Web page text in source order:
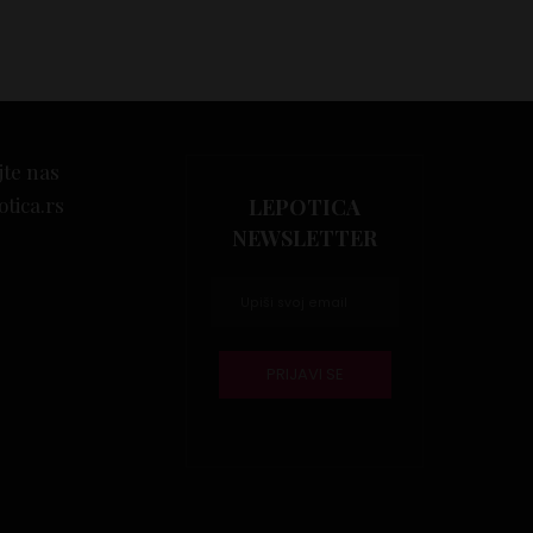
nas
LEPOTICA
NEWSLETTER